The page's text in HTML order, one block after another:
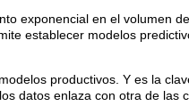
exponencial en el volumen
establecer modelos
productivos. Y es la
datos enlaza con otra de